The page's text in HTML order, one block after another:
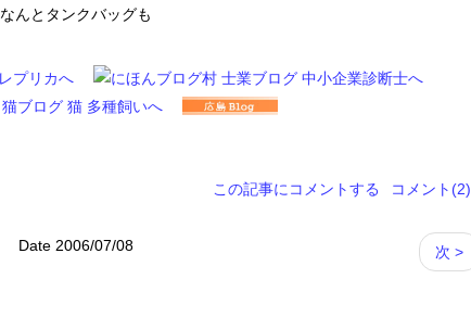
なんとタンクバッグも
この記事にコメントする コメント(2)
次 >
Date 2006/07/08